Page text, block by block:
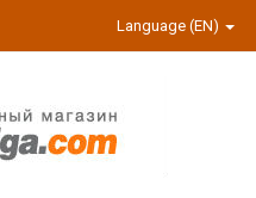
Language (EN)